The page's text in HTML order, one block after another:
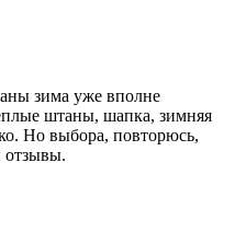
зима уже вполне
штаны, шапка, зимняя
Но выбора, повторюсь,
отзывы.